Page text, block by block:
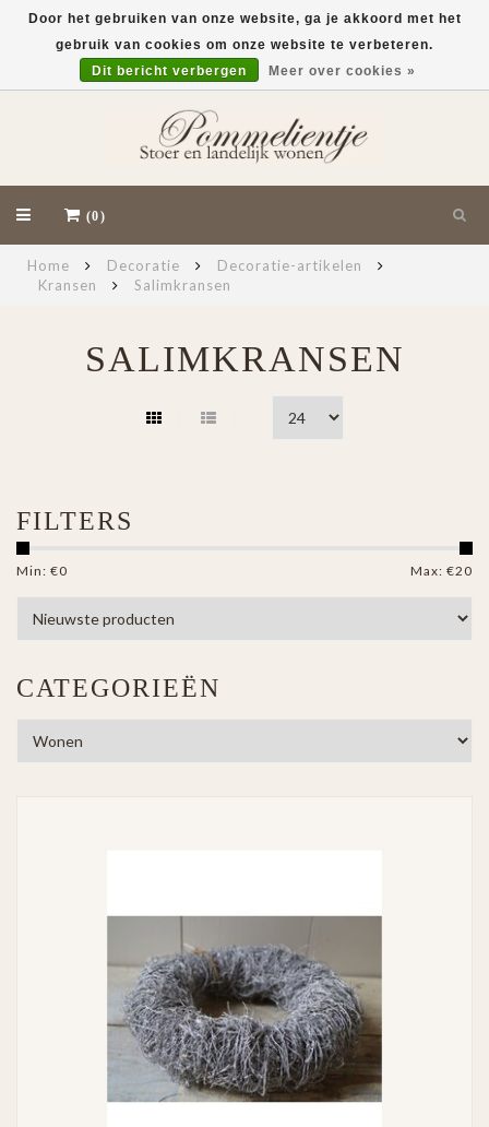
(0)
Home Decoratie
Decoratie-artikelen
Kransen
Salimkransen
SALIMKRANSEN
FILTERS
Min: €0 Max: €20
CATEGORIEËN
Door het gebruiken van onze website, ga je akkoord met het
gebruik van cookies om onze website te verbeteren.
Dit bericht verbergen
Meer over cookies »